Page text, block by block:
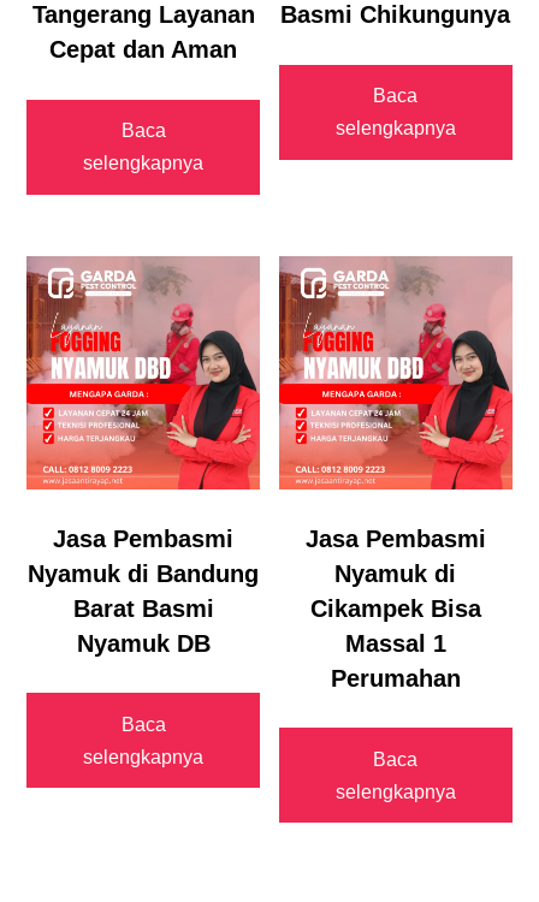
Tangerang Layanan
Cepat dan Aman
Baca
selengkapnya
Basmi Chikungunya
Baca
selengkapnya
Jasa Pembasmi
Nyamuk di Bandung
Barat Basmi
Nyamuk DB
Baca
selengkapnya
Jasa Pembasmi
Nyamuk di
Cikampek Bisa
Massal 1
Perumahan
Baca
selengkapnya